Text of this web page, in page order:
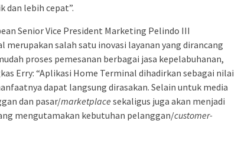
dan lebih cepat”.
Senior Vice President Marketing Pelindo III
merupakan salah satu inovasi layanan yang dirancang
proses pemesanan berbagai jasa kepelabuhanan,
Erry: “Aplikasi Home Terminal dihadirkan sebagai nilai
dapat langsung dirasakan. Selain untuk media
dan pasar/marketplace sekaligus juga akan menjadi
mengutamakan kebutuhan pelanggan/customer-